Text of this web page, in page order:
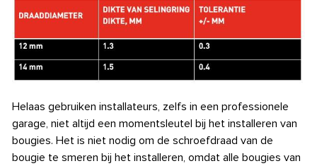
Helaas gebruiken installateurs, zelfs in een professionele
garage, niet altijd een momentsleutel bij het installeren van
bougies. Het is niet nodig om de schroefdraad van de
bougie te smeren bij het installeren, omdat alle bougies van